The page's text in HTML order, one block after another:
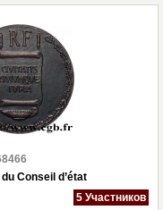
Conseil d’état
5 Участников